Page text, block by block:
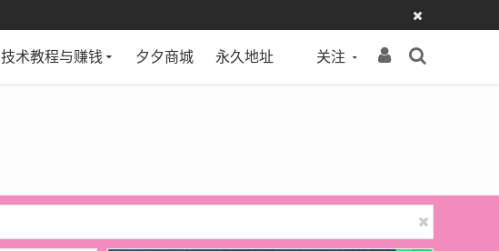
关注
技术教程与赚钱 夕夕商城 永久地址